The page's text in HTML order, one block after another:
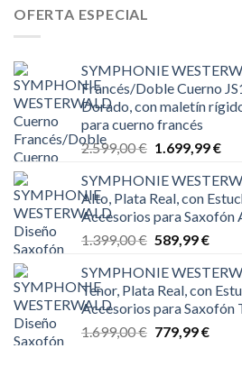
OFERTA ESPECIAL
SYMPHONIE
Francés/Doble Cuerno
Dorado, con maletín
para cuerno francés
2.599,00€ El
original
era:
2.599,00 €.
1.699,99€El
es:
SYMPHONIE
Alto, Plata Real, con
Accesorios para Saxofón
1.399,00€ El
original
era:
1.399,00 €.
589,99€El
es:
SYMPHONIE
Tenor, Plata Real, con
Accesorios para Saxofón
1.699,00€ El
779,99€El